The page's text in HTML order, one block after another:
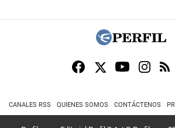
CANALES RSS QUIENES SOMOS CONTÁCTENOS